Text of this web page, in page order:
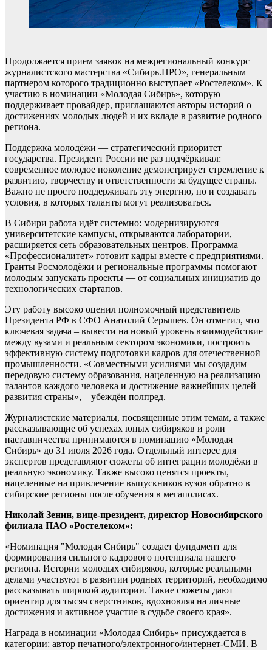
Продолжается прием заявок на межрегиональный конкурс
журналистского мастерства «Сибирь.ПРО», генеральным
партнером которого традиционно выступает «Ростелеком». К
участию в номинации «Молодая Сибирь», которую
поддерживает провайдер, приглашаются авторы историй о
достижениях молодых людей и их вкладе в развитие родного
региона.
Поддержка молодёжи — стратегический приоритет
государства. Президент России не раз подчёркивал:
современное молодое поколение демонстрирует стремление к
развитию, творчеству и ответственности за будущее страны.
Важно не просто поддерживать эту энергию, но и создавать
условия, в которых таланты могут реализоваться.
В Сибири работа идёт системно: модернизируются
университетские кампусы, открываются лаборатории,
расширяется сеть образовательных центров. Программа
«Профессионалитет» готовит кадры вместе с предприятиями.
Гранты Росмолодёжи и региональные программы помогают
молодым запускать проекты — от социальных инициатив до
технологических стартапов.
Эту работу высоко оценил полномочный представитель
Президента РФ в СФО Анатолий Серышев. Он отметил, что
ключевая задача – вывести на новый уровень взаимодействие
между вузами и реальным сектором экономики, построить
эффективную систему подготовки кадров для отечественной
промышленности. «Совместными усилиями мы создадим
передовую систему образования, нацеленную на реализацию
талантов каждого человека и достижение важнейших целей
развития страны», – убеждён полпред.
Журналистские материалы, посвященные этим темам, а также
рассказывающие об успехах юных сибиряков и роли
наставничества принимаются в номинацию «Молодая
Сибирь» до 31 июля 2026 года. Отдельный интерес для
экспертов представляют сюжеты об интеграции молодёжи в
реальную экономику. Также высоко ценятся проекты,
нацеленные на привлечение выпускников вузов обратно в
сибирские регионы после обучения в мегаполисах.
Николай Зенин, вице-президент, директор Новосибирского
филиала ПАО «Ростелеком»:
«Номинация "Молодая Сибирь" создает фундамент для
формирования сильного кадрового потенциала нашего
региона. Истории молодых сибиряков, которые реальными
делами участвуют в развитии родных территорий, необходимо
рассказывать широкой аудитории. Такие сюжеты дают
ориентир для тысяч сверстников, вдохновляя на личные
достижения и активное участие в судьбе своего края».
Награда в номинации «Молодая Сибирь» присуждается в
категории: автор печатного/электронного/интернет-СМИ. В